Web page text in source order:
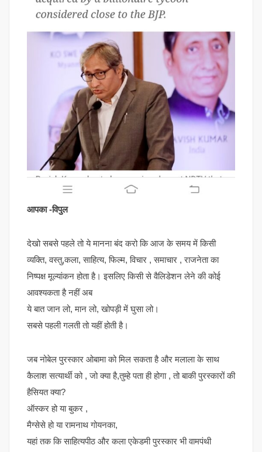
आपका -विपुल
देखो सबसे पहले तो ये मानना बंद करो कि आज के समय में किसी
व्यक्ति, वस्तु,कला, साहित्य, फिल्म, विचार , समाचार , राजनेता का
निष्पक्ष मूल्यांकन होता है। इसलिए किसी से वैलिडेशन लेने की कोई
आवश्यकता है नहीं अब
ये बात जान लो, मान लो, खोपड़ी में घुसा लो।
सबसे पहली गलती तो यहीं होती है।
जब नोबेल पुरस्कार ओबामा को मिल सकता है और मलाला के साथ
कैलाश सत्यार्थी को , जो क्या है,तुम्हे पता ही होगा , तो बाकी पुरस्कारों की
हैसियत क्या?
ऑस्कर हो या बुकर ,
मैग्सेसे हो या रामनाथ गोयनका,
यहां तक कि साहित्यपीठ और कला एकेडमी पुरस्कार भी वामपंथी